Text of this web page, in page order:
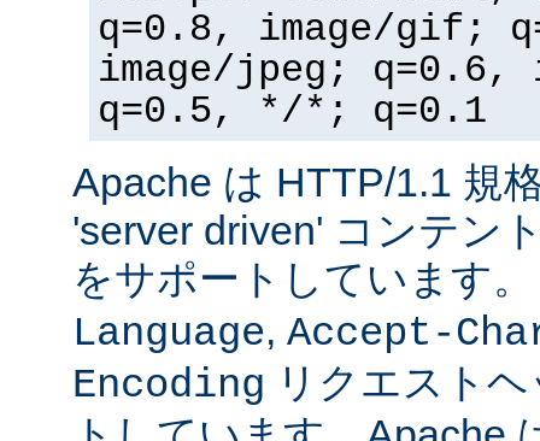
q=0.8, image/gif;
image/jpeg; q=0.6,
q=0.5, */*; q=0.1
Apache は HTTP/1.1 規
'server driven' コンテン
をサポートしています
Language, Accept-
Encoding リクエスト